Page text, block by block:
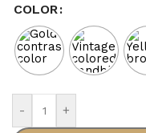
COLOR
- +